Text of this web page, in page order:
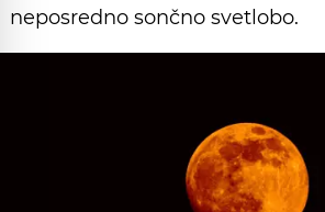
neposredno sončno svetlobo.